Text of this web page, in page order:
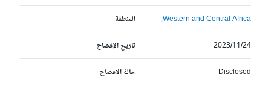
المنطقة Western and Central Africa,
تاريخ الإفصاح 2023/11/24
حالة الافصاح Disclosed